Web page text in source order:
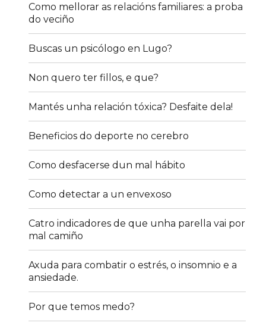
Como mellorar as relacións familiares: a proba
do veciño
Buscas un psicólogo en Lugo?
Non quero ter fillos, e que?
Mantés unha relación tóxica? Desfaite dela!
Beneficios do deporte no cerebro
Como desfacerse dun mal hábito
Como detectar a un envexoso
Catro indicadores de que unha parella vai por
mal camiño
Axuda para combatir o estrés, o insomnio e a
ansiedade.
Por que temos medo?